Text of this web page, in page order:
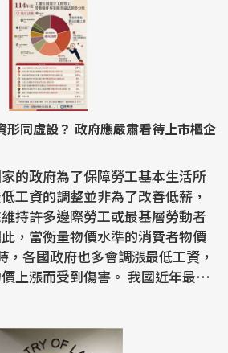
形同虛設？ 政府應嚴肅看待上市櫃企
的政府為了保障勞工基本生活所
工資的調整並非為了改善低薪，
持許多邊際勞工或最基層勞動者
，當衡量物價水準的消費者物價
各國政府也多會調漲最低工資，
受到傷害。 我國近年最低